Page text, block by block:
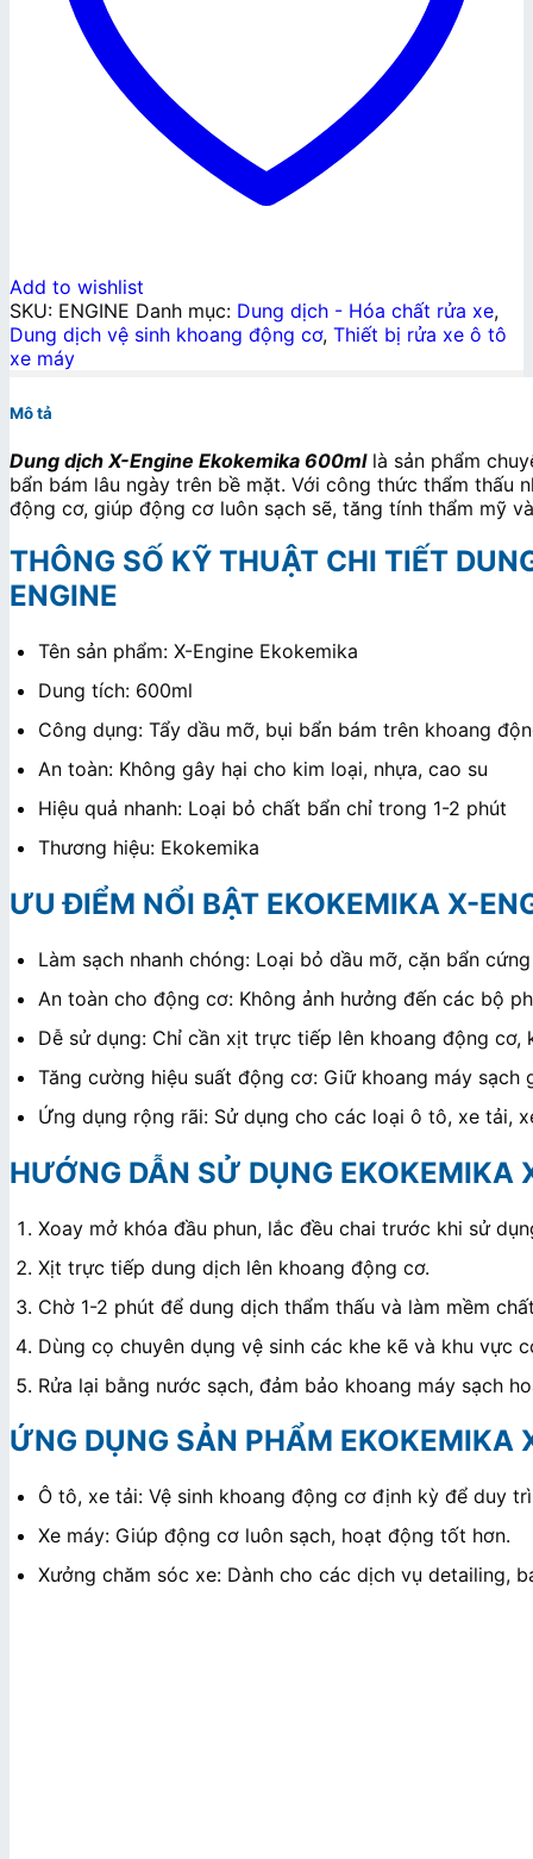
Add to wishlist
SKU: ENGINE Danh mục: Dung dịch - Hóa chất rửa xe,
Dung dịch vệ sinh khoang động cơ, Thiết bị rửa xe ô tô
xe máy
Mô tả
Dung dịch X-Engine Ekokemika 600mllà sản phẩm
bẩn bám lâu ngày trên bề mặt. Với công thức thẩm thấu
động cơ, giúp động cơ luôn sạch sẽ, tăng tính thẩm mỹ
THÔNG SỐ KỸ THUẬT CHI TIẾT
ENGINE
Tên sản phẩm: X-Engine Ekokemika
Dung tích: 600ml
Công dụng: Tẩy dầu mỡ, bụi bẩn bám trên khoang
An toàn: Không gây hại cho kim loại, nhựa, cao su
Hiệu quả nhanh: Loại bỏ chất bẩn chỉ trong 1-2 phút
Thương hiệu: Ekokemika
ƯU ĐIỂM NỔI BẬT EKOKEMIKA X-
Làm sạch nhanh chóng: Loại bỏ dầu mỡ, cặn bẩn
An toàn cho động cơ: Không ảnh hưởng đến các bộ
Dễ sử dụng: Chỉ cần xịt trực tiếp lên khoang động cơ,
Tăng cường hiệu suất động cơ: Giữ khoang máy
Ứng dụng rộng rãi: Sử dụng cho các loại ô tô, xe tải,
HƯỚNG DẪN SỬ DỤNG EKOKEMIKA
Xoay mở khóa đầu phun, lắc đều chai trước khi sử
Xịt trực tiếp dung dịch lên khoang động cơ.
Chờ 1-2 phút để dung dịch thẩm thấu và làm mềm
Dùng cọ chuyên dụng vệ sinh các khe kẽ và khu vực
Rửa lại bằng nước sạch, đảm bảo khoang máy sạch
ỨNG DỤNG SẢN PHẨM EKOKEMIKA
Ô tô, xe tải: Vệ sinh khoang động cơ định kỳ để duy
Xe máy: Giúp động cơ luôn sạch, hoạt động tốt hơn.
Xưởng chăm sóc xe: Dành cho các dịch vụ detailing,